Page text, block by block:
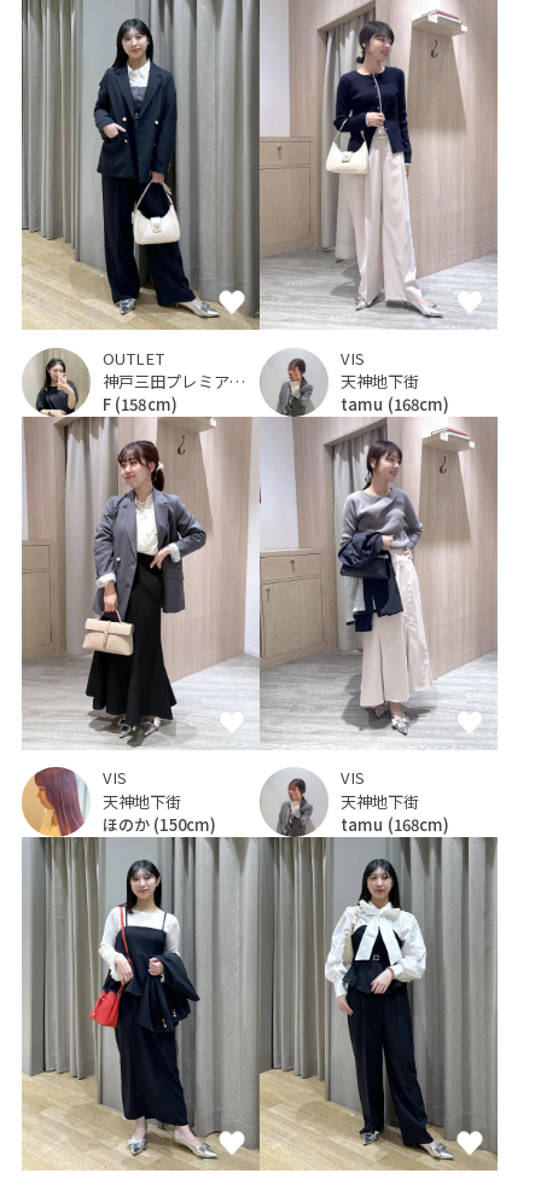
OUTLET
神戸三田プレミアム・アウトレット
F (158cm)
VIS
天神地下街
tamu (168cm)
VIS
天神地下街
ほのか (150cm)
VIS
天神地下街
tamu (168cm)